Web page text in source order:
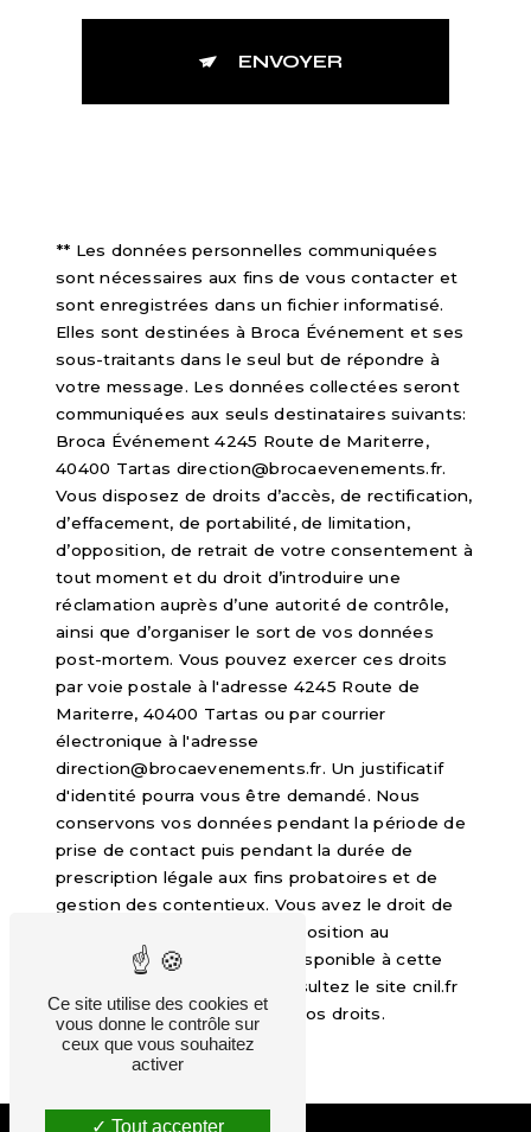
ENVOYER
** Les données personnelles communiquées
sont nécessaires aux fins de vous contacter et
sont enregistrées dans un fichier informatisé.
Elles sont destinées à Broca Événement et ses
sous-traitants dans le seul but de répondre à
votre message. Les données collectées seront
communiquées aux seuls destinataires suivants:
Broca Événement 4245 Route de Mariterre,
40400 Tartas direction@brocaevenements.fr.
Vous disposez de droits d’accès, de rectification,
d’effacement, de portabilité, de limitation,
d’opposition, de retrait de votre consentement à
tout moment et du droit d’introduire une
réclamation auprès d’une autorité de contrôle,
ainsi que d’organiser le sort de vos données
post-mortem. Vous pouvez exercer ces droits
par voie postale à l'adresse 4245 Route de
Mariterre, 40400 Tartas ou par courrier
électronique à l'adresse
direction@brocaevenements.fr. Un justificatif
d'identité pourra vous être demandé. Nous
conservons vos données pendant la période de
prise de contact puis pendant la durée de
prescription légale aux fins probatoires et de
gestion des contentieux. Vous avez le droit de
vous inscrire sur la liste d'opposition au
démarchage téléphonique, disponible à cette
. Consultez le site cnil.fr
pour plus d’informations sur vos droits.
Ce site utilise des cookies et
vous donne le contrôle sur
ceux que vous souhaitez
activer
Tout accepter